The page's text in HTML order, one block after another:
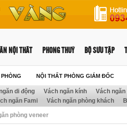
NỘI THẤT PHONG THUỶ BỘ SƯU TẬP
NỘI THẤT PHÒNG GIÁM ĐỐC
di động Vách ngăn kính
Vách
ngăn Fami Vách ngăn phòng khách
phòng veneer